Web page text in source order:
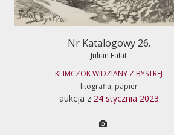
Nr Katalogowy 26.
Julian Fałat
KLIMCZOK WIDZIANY Z BYSTREJ
litografia, papier
aukcja z 24 stycznia 2023